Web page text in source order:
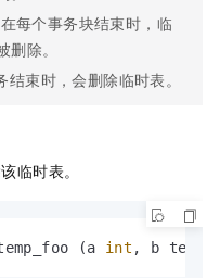
每个事务块结束时，临
除。
束时，会删除临时表。
临时表。
(a int , b